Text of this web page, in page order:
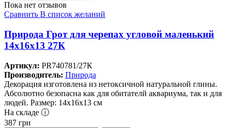
Пока нет отзывов
Сравнить В список желаний
Природа Грот для черепах угловой маленький
14х16х13 27К
Артикул: PR740781/27К
Производитель: Природа
Декорация изготовлена из нетоксичной натуральной глины.
Абсолютно безопасна как для обитателй аквариума, так и для
людей. Размер: 14х16х13 см
На складе ⓘ
387 грн